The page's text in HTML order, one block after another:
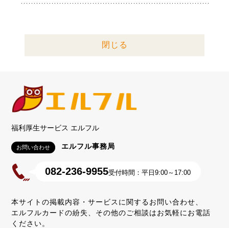
閉じる
福利厚生サービス エルフル
お問い合わせ エルフル事務局
082-236-9955受付時間：平日9:00～17:00
本サイトの掲載内容・サービスに関するお問い合わせ、
エルフルカードの紛失、その他のご相談はお気軽にお電話
ください。